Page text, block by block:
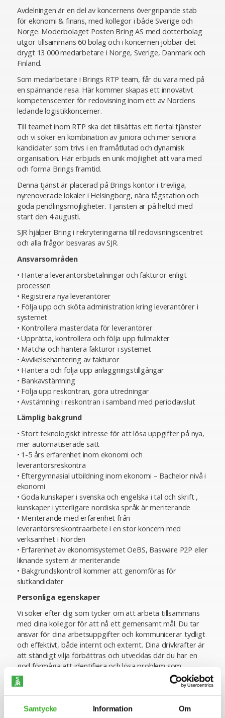
Samtycke Information Om
Avdelningen är en del av koncernens övergripande stab
för ekonomi & finans, med kollegor i både Sverige och
Norge. Moderbolaget Posten Bring AS med dotterbolag
utgör tillsammans 60 bolag och i koncernen jobbar det
drygt 13 000 medarbetare i Norge, Sverige, Danmark och
Finland.
Som medarbetare i Brings RTP team, får du vara med på
en spännande resa. Här kommer skapas ett innovativt
kompetenscenter för redovisning inom ett av Nordens
ledande logistikkoncerner.
Till teamet inom RTP ska det tillsättas ett flertal tjänster
och vi söker en kombination av juniora och mer seniora
kandidater som trivs i en framåtlutad och dynamisk
organisation. Här erbjuds en unik möjlighet att vara med
och forma Brings framtid.
Denna tjänst är placerad på Brings kontor i trevliga,
nyrenoverade lokaler i Helsingborg, nära tågstation och
goda pendlingsmöjligheter. Tjänsten är på heltid med
start den 4 augusti.
SJR hjälper Bring i rekryteringarna till redovisningscentret
och alla frågor besvaras av SJR.
Ansvarsområden
• Hantera leverantörsbetalningar och fakturor enligt
processen
• Registrera nya leverantörer
• Följa upp och sköta administration kring leverantörer i
systemet
• Kontrollera masterdata för leverantörer
• Upprätta, kontrollera och följa upp fullmakter
• Matcha och hantera fakturor i systemet
• Avvikelsehantering av fakturor
• Hantera och följa upp anläggningstillgångar
• Bankavstämning
• Följa upp reskontran, göra utredningar
• Avstämning i reskontran i samband med periodavslut
Lämplig bakgrund
• Stort teknologiskt intresse för att lösa uppgifter på nya,
mer automatiserade sätt
• 1-5 års erfarenhet inom ekonomi och
leverantörsreskontra
• Eftergymnasial utbildning inom ekonomi – Bachelor nivå i
ekonomi
• Goda kunskaper i svenska och engelska i tal och skrift ,
kunskaper i ytterligare nordiska språk är meriterande
• Meriterande med erfarenhet från
leverantörsreskontraarbete i en stor koncern med
verksamhet i Norden
• Erfarenhet av ekonomisystemet OeBS, Basware P2P eller
liknande system är meriterande
• Bakgrundskontroll kommer att genomföras för
slutkandidater
Personliga egenskaper
Vi söker efter dig som tycker om att arbeta tillsammans
med dina kollegor för att nå ett gemensamt mål. Du tar
ansvar för dina arbetsuppgifter och kommunicerar tydligt
och effektivt, både internt och externt. Dina drivkrafter är
att ständigt vilja förbättras och utvecklas där du har en
god förmåga att identifiera och lösa problem som
uppstår. Du är en lagspelare som är flexibel och
prestigelös i att hantera olika arbetsuppgifter. Vi
värdesätter din förmåga att bygga och upprätthålla goda
relationer, främja samarbete och skapa en positiv och